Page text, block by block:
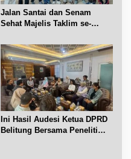
Jalan Santai dan Senam
Sehat Majelis Taklim se-
Ini Hasil Audesi Ketua DPRD
Belitung Bersama Peneliti